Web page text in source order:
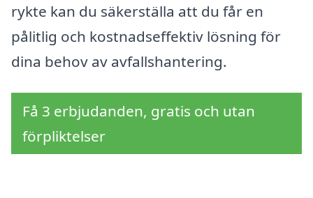
rykte kan du säkerställa att du får en
pålitlig och kostnadseffektiv lösning för
dina behov av avfallshantering.
Få 3 erbjudanden, gratis och utan
förpliktelser